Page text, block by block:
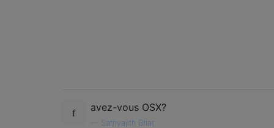
avez-vous OSX?
Sathyajith Bhat